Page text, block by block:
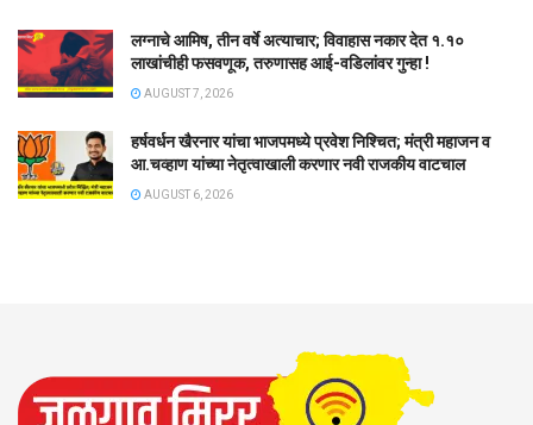
लग्नाचे आमिष, तीन वर्षे अत्याचार; विवाहास नकार देत १.१०
लाखांचीही फसवणूक, तरुणासह आई-वडिलांवर गुन्हा !
AUGUST 7, 2026
हर्षवर्धन खैरनार यांचा भाजपमध्ये प्रवेश निश्चित; मंत्री महाजन व
आ.चव्हाण यांच्या नेतृत्वाखाली करणार नवी राजकीय वाटचाल
AUGUST 6, 2026